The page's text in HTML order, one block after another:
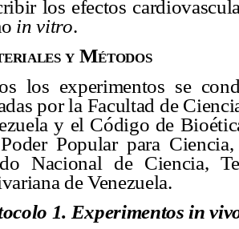
los efectos
in vitro.
y Métodos
los experimentos se
por la Facultad de
y el Código de
Popular para
Nacional de Ciencia,
de Venezuela.
1. Experimentos in